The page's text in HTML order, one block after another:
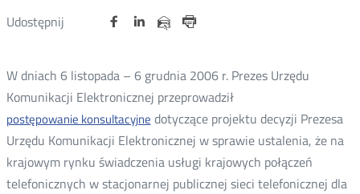
Udostępnij
Udostępnij
Otwórz Udostępnij
na
OtwórzUdostępnij
na
OtwórzUdostępnij
przez
W dniach 6 listopada – 6 grudnia 2006 r. Prezes Urzędu
Komunikacji Elektronicznej przeprowadził
postępowanie konsultacyjne dotyczące projektu decyzji Prezesa
Urzędu Komunikacji Elektronicznej w sprawie ustalenia, że na
krajowym rynku świadczenia usługi krajowych połączeń
telefonicznych w stacjonarnej publicznej sieci telefonicznej dla